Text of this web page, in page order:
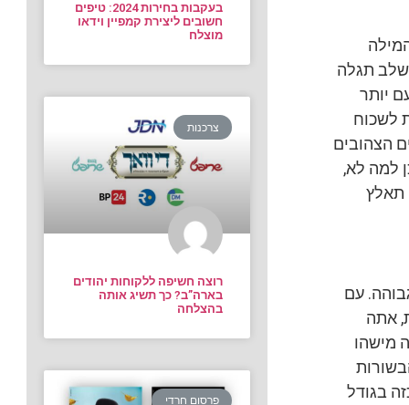
שלב תגלה
יותר
לשכוח
הצהובים
למה לא,
תאלץ
עם
אתה
מישהו
בגודל
בעקבות בחירות 2024: טיפים
חשובים ליצירת קמפיין וידאו
מוצלח
צרכנות
רוצה חשיפה ללקוחות יהודים
בארה”ב? כך תשיג אותה
בהצלחה
פרסום חרדי